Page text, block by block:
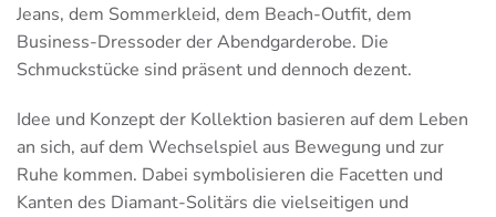
Jeans, dem Sommerkleid, dem Beach-Outfit, dem
Business-Dressoder der Abendgarderobe. Die
Schmuckstücke sind präsent und dennoch dezent.
Idee und Konzept der Kollektion basieren auf dem Leben
an sich, auf dem Wechselspiel aus Bewegung und zur
Ruhe kommen. Dabei symbolisieren die Facetten und
Kanten des Diamant-Solitärs die vielseitigen und